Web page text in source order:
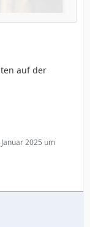
auf der
Januar 2025 um